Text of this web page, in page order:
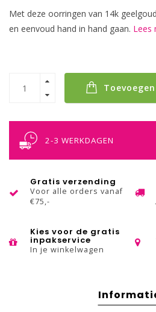
Met deze oorringen van 14k
en eenvoud hand in hand gaan. Lees
2-3 WERKDAGEN
Gratis verzending
Voor alle orders vanaf
€75,-
Kies voor de gratis
inpakservice
In je winkelwagen